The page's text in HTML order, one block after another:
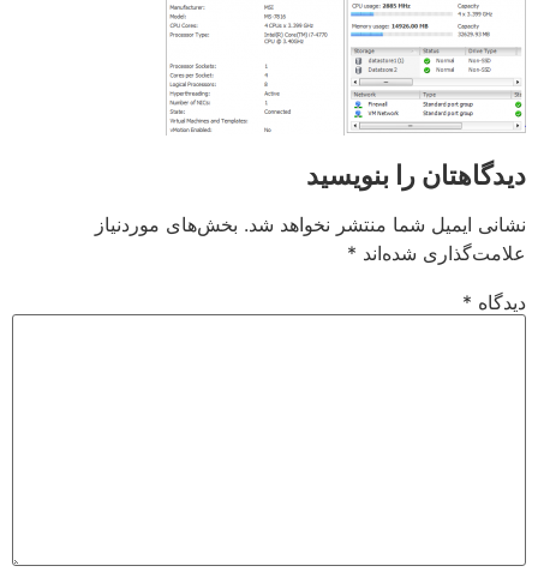
دیدگاهتان را بنویسید
نشانی ایمیل شما منتشر نخواهد شد. بخش‌های موردنیاز
علامت‌گذاری شده‌اند *
دیدگاه *